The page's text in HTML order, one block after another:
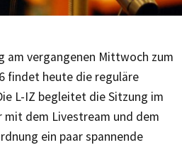
am vergangenen Mittwoch zum
findet heute die reguläre
L-IZ begleitet die Sitzung im
mit dem Livestream und dem
ein paar spannende